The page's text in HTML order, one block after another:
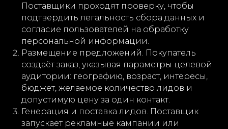
Поставщики проходят проверку, чтобы
подтвердить легальность сбора данных и
согласие пользователей на обработку
персональной информации.
Размещение предложений. Покупатель
создаёт заказ, указывая параметры целевой
аудитории: географию, возраст, интересы,
бюджет, желаемое количество лидов и
допустимую цену за один контакт.
Генерация и поставка лидов. Поставщик
запускает рекламные кампании или